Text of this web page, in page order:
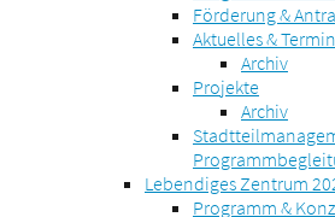
Förderung &
Aktuelles &
Archiv
Projekte
Archiv
Lebendiges Zentrum
Programm &